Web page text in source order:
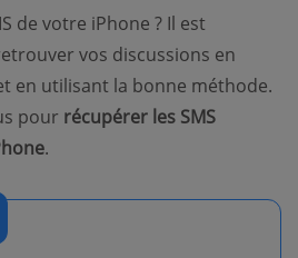
de votre iPhone ? Il est
vos discussions en
en utilisant la bonne méthode.
pour récupérer les SMS
.